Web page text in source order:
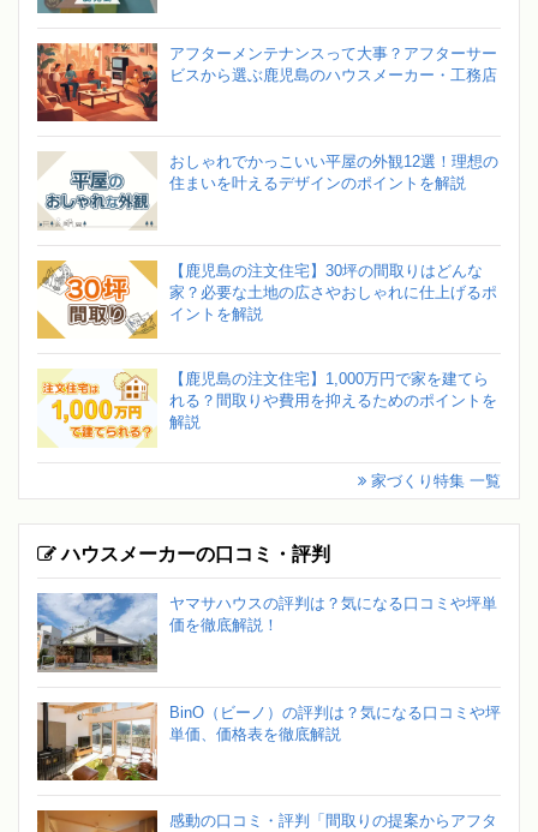
アフターメンテナンスって大事？アフターサー
ビスから選ぶ鹿児島のハウスメーカー・工務店
おしゃれでかっこいい平屋の外観12選！理想の
住まいを叶えるデザインのポイントを解説
【鹿児島の注文住宅】30坪の間取りはどんな
家？必要な土地の広さやおしゃれに仕上げるポ
イントを解説
【鹿児島の注文住宅】1,000万円で家を建てら
れる？間取りや費用を抑えるためのポイントを
解説
家づくり特集 一覧
ハウスメーカーの口コミ・評判
ヤマサハウスの評判は？気になる口コミや坪単
価を徹底解説！
BinO（ビーノ）の評判は？気になる口コミや坪
単価、価格表を徹底解説
感動の口コミ・評判「間取りの提案からアフタ